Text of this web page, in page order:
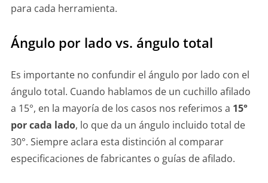
para cada herramienta.
Ángulo por lado vs. ángulo total
Es importante no confundir el ángulo por lado con el
ángulo total. Cuando hablamos de un cuchillo afilado
a 15°, en la mayoría de los casos nos referimos a 15°
por cada lado, lo que da un ángulo incluido total de
30°. Siempre aclara esta distinción al comparar
especificaciones de fabricantes o guías de afilado.